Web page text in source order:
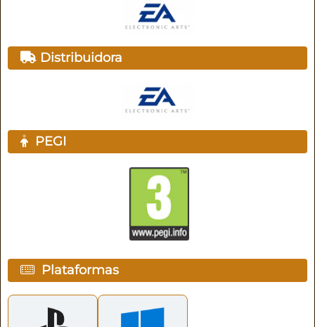
Distribuidora
PEGI
Plataformas